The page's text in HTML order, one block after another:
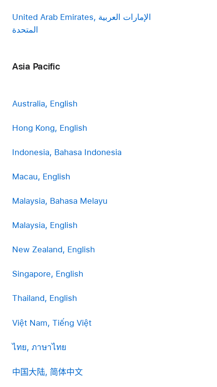
United Arab Emirates, الإمارات العربية
المتحدة
Asia Pacific
Australia, English
Hong Kong, English
Indonesia, Bahasa Indonesia
Macau, English
Malaysia, Bahasa Melayu
Malaysia, English
New Zealand, English
Singapore, English
Thailand, English
Việt Nam, Tiếng Việt
ไทย, ภาษาไทย
中国大陆, 简体中文